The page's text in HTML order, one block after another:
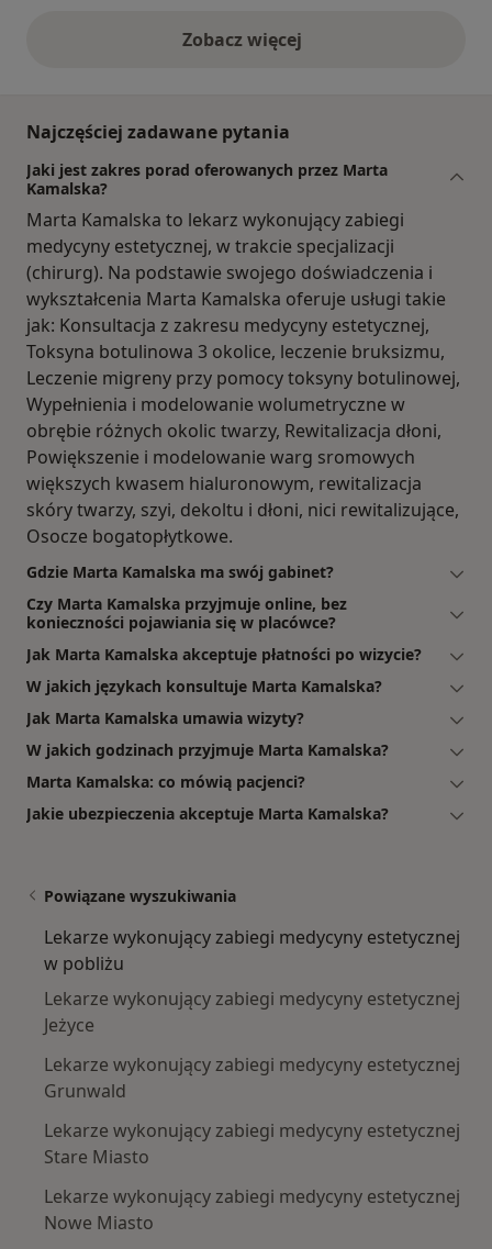
Zobacz więcejopinie powyżej
Najczęściej zadawane pytania
Jaki jest zakres porad oferowanych przez Marta
Kamalska?
Marta Kamalska to lekarz wykonujący zabiegi
medycyny estetycznej, w trakcie specjalizacji
(chirurg). Na podstawie swojego doświadczenia i
wykształcenia Marta Kamalska oferuje usługi takie
jak: Konsultacja z zakresu medycyny estetycznej,
Toksyna botulinowa 3 okolice, leczenie bruksizmu,
Leczenie migreny przy pomocy toksyny botulinowej,
Wypełnienia i modelowanie wolumetryczne w
obrębie różnych okolic twarzy, Rewitalizacja dłoni,
Powiększenie i modelowanie warg sromowych
większych kwasem hialuronowym, rewitalizacja
skóry twarzy, szyi, dekoltu i dłoni, nici rewitalizujące,
Osocze bogatopłytkowe.
Gdzie Marta Kamalska ma swój gabinet?
Czy Marta Kamalska przyjmuje online, bez
konieczności pojawiania się w placówce?
Jak Marta Kamalska akceptuje płatności po wizycie?
W jakich językach konsultuje Marta Kamalska?
Jak Marta Kamalska umawia wizyty?
W jakich godzinach przyjmuje Marta Kamalska?
Marta Kamalska: co mówią pacjenci?
Jakie ubezpieczenia akceptuje Marta Kamalska?
Powiązane wyszukiwania
Lekarze wykonujący zabiegi medycyny estetycznej
w pobliżu
Lekarze wykonujący zabiegi medycyny estetycznej
Jeżyce
Lekarze wykonujący zabiegi medycyny estetycznej
Grunwald
Lekarze wykonujący zabiegi medycyny estetycznej
Stare Miasto
Lekarze wykonujący zabiegi medycyny estetycznej
Nowe Miasto